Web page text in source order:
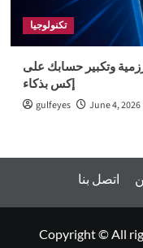
تكنولوجيا
وتكبير حسابك على
إكس بذكاء
gulfeyes June 4, 2026
اتصل بنا
Copyright © All